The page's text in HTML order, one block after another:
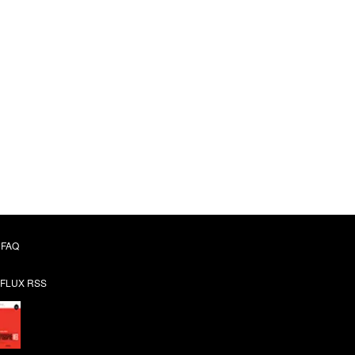
FAQ
FLUX RSS